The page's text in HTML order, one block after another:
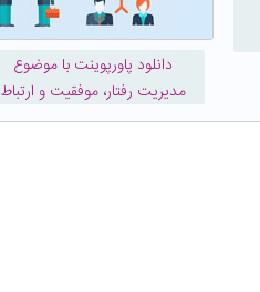
دانلود پاورپوینت با موضوع
مدیریت رفتار، موفقیت و ارتباط